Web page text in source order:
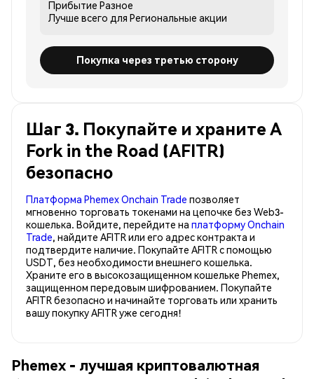
Прибытие Разное
Лучше всего для Региональные акции
Покупка через третью сторону
Шаг 3. Покупайте и храните A
Fork in the Road (AFITR)
безопасно
Платформа Phemex Onchain Trade позволяет
мгновенно торговать токенами на цепочке без Web3-
кошелька. Войдите, перейдите на платформу Onchain
Trade, найдите AFITR или его адрес контракта и
подтвердите наличие. Покупайте AFITR с помощью
USDT, без необходимости внешнего кошелька.
Храните его в высокозащищенном кошельке Phemex,
защищенном передовым шифрованием. Покупайте
AFITR безопасно и начинайте торговать или хранить
вашу покупку AFITR уже сегодня!
Phemex - лучшая криптовалютная